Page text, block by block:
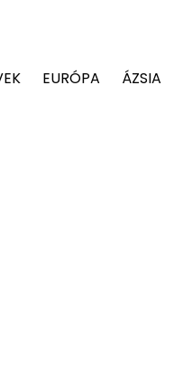
EURÓPA ÁZSIA